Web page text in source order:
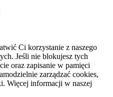
Ci korzystanie z naszego
Jeśli nie blokujesz tych
oraz zapisanie w pamięci
zarządzać cookies,
Więcej informacji w naszej